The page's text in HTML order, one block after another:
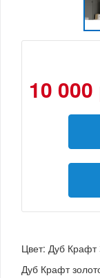
10
Цвет: Дуб
Дуб Крафт